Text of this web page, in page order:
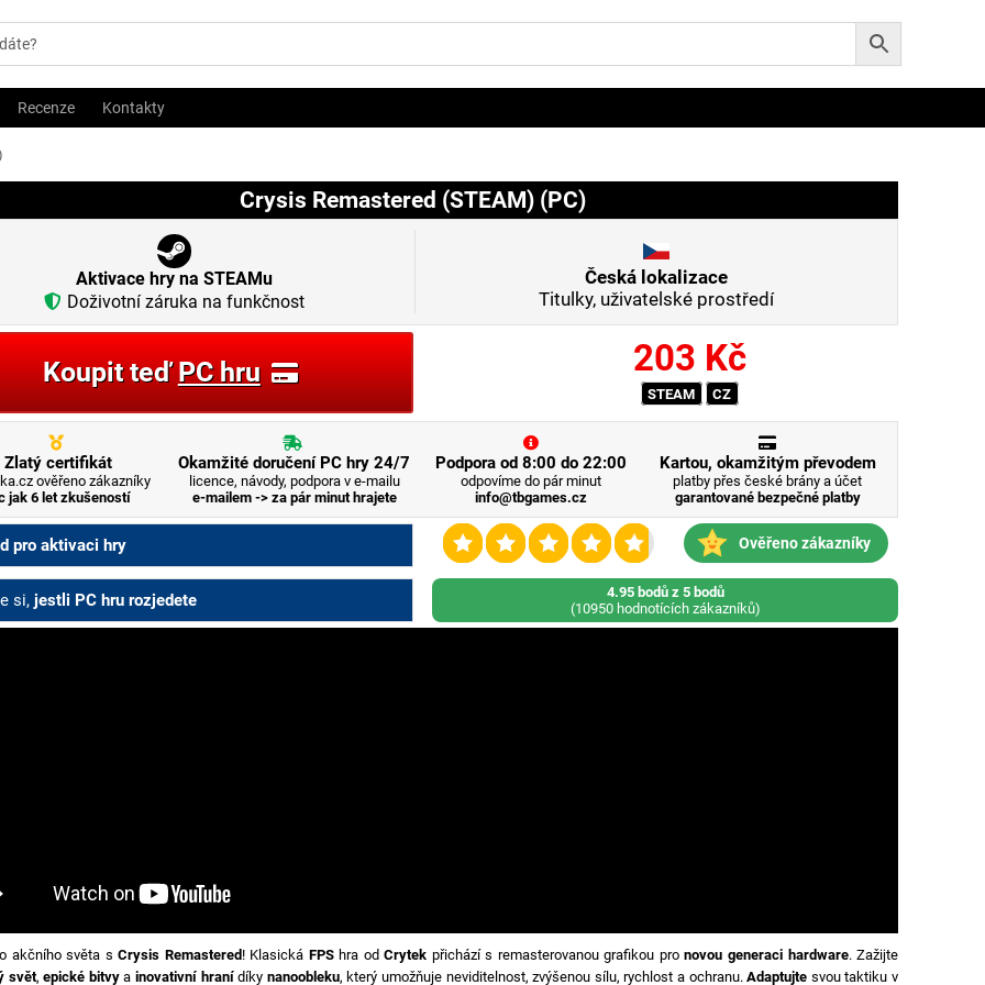
Recenze Kontakty
Crysis Remastered (STEAM) (PC)
Aktivace hry na STEAMu
Doživotní záruka na funkčnost
Česká lokalizace
Titulky, uživatelské prostředí
Koupit teďPC hru 203 Kč
STEAM CZ
Zlatý certifikát
ověřeno zákazníky
jak 6 let zkušeností
Okamžité doručení PC hry 24/7
licence, návody, podpora v e-mailu
e-mailem -> za pár minut hrajete
Podpora od 8:00 do 22:00
odpovíme do pár minut
info@tbgames.cz
Kartou, okamžitým převodem
platby přes české brány a účet
garantované bezpečné platby
Ověřeno zákazníky
4.95 bodů z 5 bodů
(10950 hodnotících zákazníků)
pro aktivaci hry
si, jestli PC hru rozjedete
akčního světa sCrysis Remastered ! Klasická FPShra odCrytek přichází s remasterovanou grafikou pronovou generaci hardware. Zažijte
svět,epické bitvyainovativní hranídíky nanoobleku, který umožňuje neviditelnost, zvýšenou sílu, rychlost a ochranu.Adaptujte svou taktiku v